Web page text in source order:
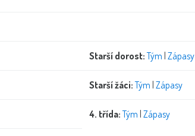
Starší dorost: Tým | Zápasy
Starší žáci: Tým | Zápasy
4. třída: Tým | Zápasy